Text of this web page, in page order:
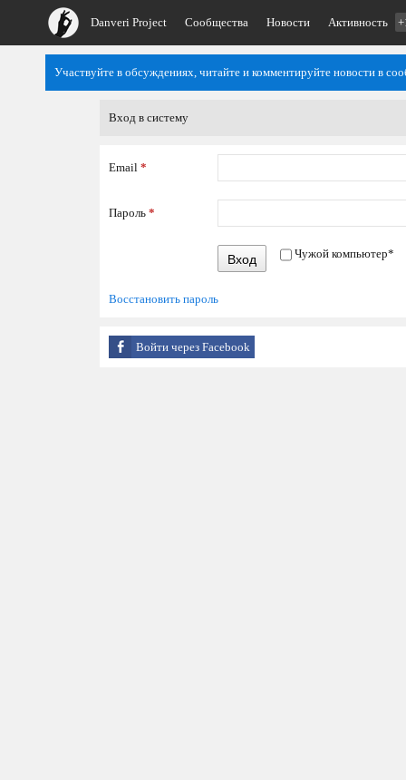
Danveri Project Сообщества Новости Активность
Участвуйте в обсуждениях, читайте и комментируйте новости в
Вход в систему
Email *
Пароль *
Вход Чужой компьютер*
Восстановить пароль
Войти через Facebook